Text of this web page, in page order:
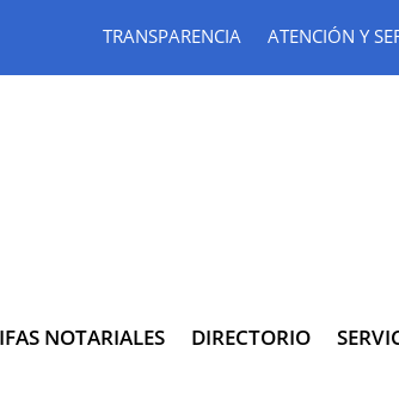
TRANSPARENCIA ATENCIÓN Y
NOTARIALES DIRECTORIO